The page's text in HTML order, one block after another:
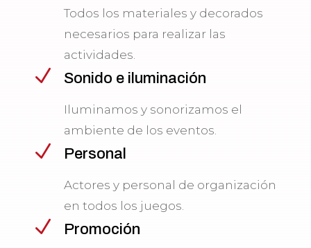
Todos los materiales y decorados
necesarios para realizar las
actividades.
N Sonido e iluminación
Iluminamos y sonorizamos el
ambiente de los eventos.
N Personal
Actores y personal de organización
en todos los juegos.
N Promoción